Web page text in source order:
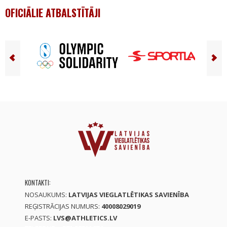
OFICIĀLIE ATBALSTĪTĀJI
KONTAKTI:
NOSAUKUMS: LATVIJAS VIEGLATLĒTIKAS SAVIENĪBA
REĢISTRĀCIJAS NUMURS: 40008029019
E-PASTS: LVS@ATHLETICS.LV